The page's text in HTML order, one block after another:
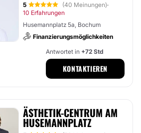
5 (40 Meinungen)·
10 Erfahrungen
Husemannplatz 5a, Bochum
Finanzierungsmöglichkeiten
Antwortet in +72 Std
KONTAKTIEREN
ÄSTHETIK-CENTRUM AM
HUSEMANNPLATZ